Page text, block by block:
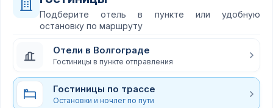
Подберите отель в пункте или удобную
остановку по маршруту
Отели в Волгограде
Гостиницы в пункте отправления
Гостиницы по трассе
Остановки и ночлег по пути